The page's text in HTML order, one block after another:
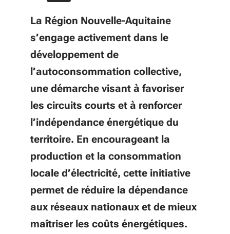
La Région Nouvelle-Aquitaine
s’engage activement dans le
développement de
l’autoconsommation collective,
une démarche visant à favoriser
les circuits courts et à renforcer
l’indépendance énergétique du
territoire. En encourageant la
production et la consommation
locale d’électricité, cette initiative
permet de réduire la dépendance
aux réseaux nationaux et de mieux
maîtriser les coûts énergétiques.